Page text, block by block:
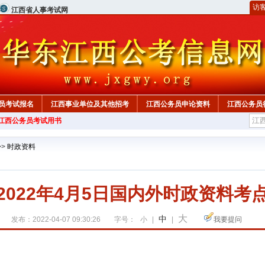
江西省人事考试网 访
考试报名 江西事业单位及其他招考 江西公务员申论资料
江西公务员
西公务员考试用书
时政资料
年4月5日国内外时政资料考
发布：2022-04-07 09:30:26 字号： 小 中 大 我要提问